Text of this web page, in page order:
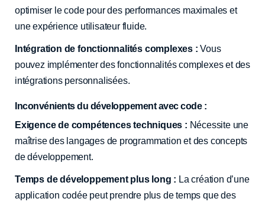
optimiser le code pour des performances maximales et
une expérience utilisateur fluide.
Intégration de fonctionnalités complexes : Vous
pouvez implémenter des fonctionnalités complexes et des
intégrations personnalisées.
Inconvénients du développement avec code :
Exigence de compétences techniques : Nécessite une
maîtrise des langages de programmation et des concepts
de développement.
Temps de développement plus long : La création d’une
application codée peut prendre plus de temps que des